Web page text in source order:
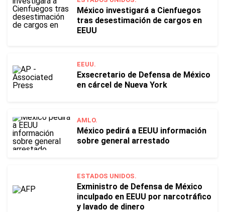
México investigará a Cienfuegos
tras desestimación de cargos en
EEUU
EEUU.
Exsecretario de Defensa de México
en cárcel de Nueva York
AMLO.
México pedirá a EEUU información
sobre general arrestado
ESTADOS UNIDOS.
Exministro de Defensa de México
inculpado en EEUU por narcotráfico
y lavado de dinero